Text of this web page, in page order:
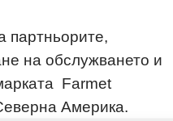
партньорите,
на обслужването и
Farmet
Америка.